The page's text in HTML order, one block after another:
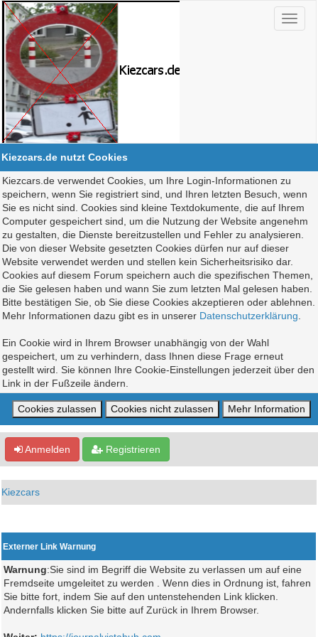
Kiezcars.de nutzt Cookies
Kiezcars.de verwendet Cookies, um Ihre Login-Informationen zu
speichern, wenn Sie registriert sind, und Ihren letzten Besuch, wenn
Sie es nicht sind. Cookies sind kleine Textdokumente, die auf Ihrem
Computer gespeichert sind, um die Nutzung der Website angenehm
zu gestalten, die Dienste bereitzustellen und Fehler zu analysieren.
Die von dieser Website gesetzten Cookies dürfen nur auf dieser
Website verwendet werden und stellen kein Sicherheitsrisiko dar.
Cookies auf diesem Forum speichern auch die spezifischen Themen,
die Sie gelesen haben und wann Sie zum letzten Mal gelesen haben.
Bitte bestätigen Sie, ob Sie diese Cookies akzeptieren oder ablehnen.
Mehr Informationen dazu gibt es in unserer Datenschutzerklärung
Ein Cookie wird in Ihrem Browser unabhängig von der Wahl
gespeichert, um zu verhindern, dass Ihnen diese Frage erneut
gestellt wird. Sie können Ihre Cookie-Einstellungen jederzeit über den
Link in der Fußzeile ändern.
Anmelden Registrieren
Kiezcars
Externer Link Warnung
Warnung:Sie sind im Begriff die Website zu verlassen um auf eine
Fremdseite umgeleitet zu werden . Wenn dies in Ordnung ist, fahren
Sie bitte fort, indem Sie auf den untenstehenden Link klicken.
Andernfalls klicken Sie bitte auf Zurück in Ihrem Browser.